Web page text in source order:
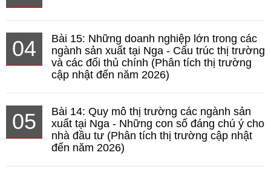
04
Bài 15: Những doanh nghiệp lớn trong các
ngành sản xuất tại Nga - Cấu trúc thị trường
và các đối thủ chính (Phân tích thị trường
cập nhật đến năm 2026)
05
Bài 14: Quy mô thị trường các ngành sản
xuất tại Nga - Những con số đáng chú ý cho
nhà đầu tư (Phân tích thị trường cập nhật
đến năm 2026)